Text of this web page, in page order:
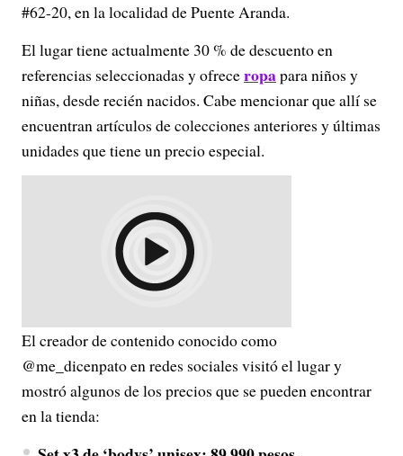
#62-20, en la localidad de Puente Aranda.
El lugar tiene actualmente 30 % de descuento en
referencias seleccionadas y ofreceropapara niños y
niñas, desde recién nacidos. Cabe mencionar que allí se
encuentran artículos de colecciones anteriores y últimas
unidades que tiene un precio especial.
El creador de contenido conocido como
@me_dicenpato en redes sociales visitó el lugar y
mostró algunos de los precios que se pueden encontrar
en la tienda: